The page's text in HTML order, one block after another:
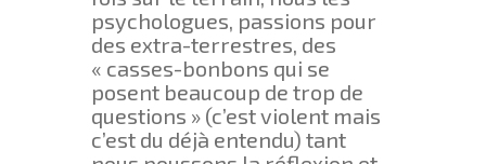
psychologues, passions pour
des extra-terrestres, des
« casses-bonbons qui se
posent beaucoup de trop de
questions » (c’est violent mais
c’est du déjà entendu) tant